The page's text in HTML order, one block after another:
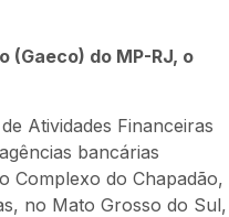
(Gaeco) do MP-RJ, o
Atividades Financeiras
bancárias
Complexo do Chapadão,
no Mato Grosso do Sul,